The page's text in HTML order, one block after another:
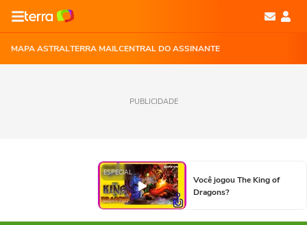
MAPA ASTRALTERRA MAILCENTRAL DO ASSINANTE
PUBLICIDADE
ESPECIAL
Você jogou The King of
Dragons?